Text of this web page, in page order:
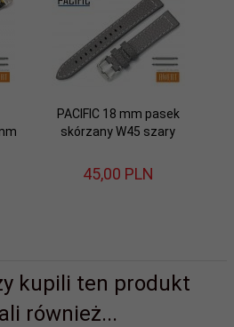
PACIFIC 18 mm pasek
skórzany W45 szary
45,00 PLN
kupili ten produkt
również...